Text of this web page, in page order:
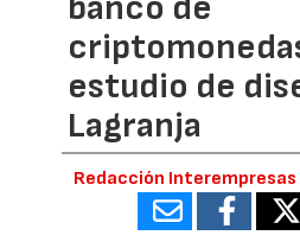
estudio de
Lagranja
Redacción Interempresas